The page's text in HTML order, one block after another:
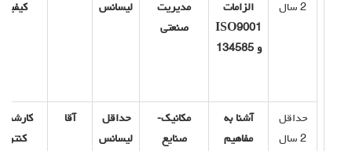
2 سال
الزامات
ISO9001
و 134585
مدیریت
صنعتی
لیسانس
کیفیت
حداقل
2 سال
آشنا به
مفاهیم
مکانیک-
صنایع
حداقل
لیسانس
آقا
کنترل